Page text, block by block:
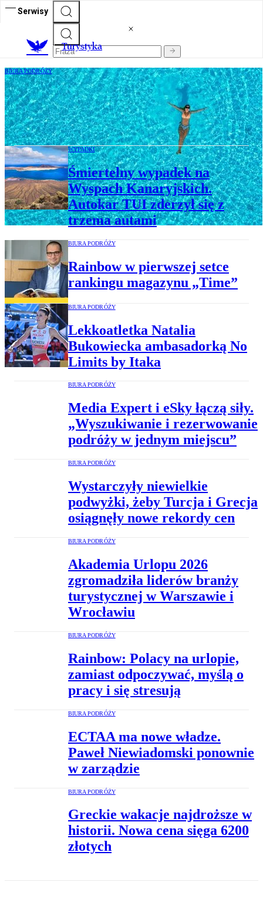
Serwisy
Turystyka
BIURA PODRÓŻY
Wakacje 2026: Bułgaria plus 100 zł,
Turcja – 180 zł, Egipt – 360 zł, Grecja –
400 złotych
WYPADKI
Śmiertelny wypadek na
Wyspach Kanaryjskich.
Autokar TUI zderzył się z
trzema autami
BIURA PODRÓŻY
Rainbow w pierwszej setce
rankingu magazynu „Time”
BIURA PODRÓŻY
Lekkoatletka Natalia
Bukowiecka ambasadorką No
Limits by Itaka
BIURA PODRÓŻY
Media Expert i eSky łączą siły.
„Wyszukiwanie i rezerwowanie
podróży w jednym miejscu”
BIURA PODRÓŻY
Wystarczyły niewielkie
podwyżki, żeby Turcja i Grecja
osiągnęły nowe rekordy cen
BIURA PODRÓŻY
Akademia Urlopu 2026
zgromadziła liderów branży
turystycznej w Warszawie i
Wrocławiu
BIURA PODRÓŻY
Rainbow: Polacy na urlopie,
zamiast odpoczywać, myślą o
pracy i się stresują
BIURA PODRÓŻY
ECTAA ma nowe władze.
Paweł Niewiadomski ponownie
w zarządzie
BIURA PODRÓŻY
Greckie wakacje najdroższe w
historii. Nowa cena sięga 6200
złotych